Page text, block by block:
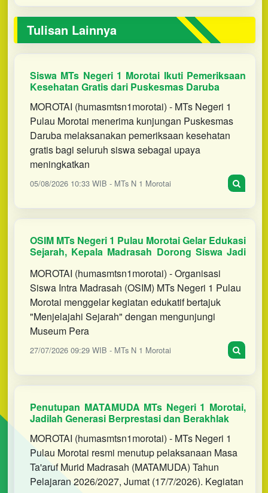
Tulisan Lainnya
Siswa MTs Negeri 1 Morotai Ikuti Pemeriksaan
Kesehatan Gratis dari Puskesmas Daruba
MOROTAI (humasmtsn1morotai) - MTs Negeri 1
Pulau Morotai menerima kunjungan Puskesmas
Daruba melaksanakan pemeriksaan kesehatan
gratis bagi seluruh siswa sebagai upaya
meningkatkan
05/08/2026 10:33 WIB - MTs N 1 Morotai
OSIM MTs Negeri 1 Pulau Morotai Gelar Edukasi
Sejarah, Kepala Madrasah Dorong Siswa Jadi
MOROTAI (humasmtsn1morotai) - Organisasi
Siswa Intra Madrasah (OSIM) MTs Negeri 1 Pulau
Morotai menggelar kegiatan edukatif bertajuk
"Menjelajahi Sejarah" dengan mengunjungi
Museum Pera
27/07/2026 09:29 WIB - MTs N 1 Morotai
Penutupan MATAMUDA MTs Negeri 1 Morotai,
Jadilah Generasi Berprestasi dan Berakhlak
MOROTAI (humasmtsn1morotai) - MTs Negeri 1
Pulau Morotai resmi menutup pelaksanaan Masa
Ta'aruf Murid Madrasah (MATAMUDA) Tahun
Pelajaran 2026/2027, Jumat (17/7/2026). Kegiatan